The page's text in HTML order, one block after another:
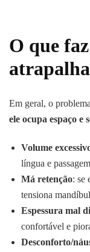
O que
Em geral, o
ele ocupa espaço e
Volume
língua e
Má retenção: se
tensiona
Espessura mal
confortável e
Desconforto/